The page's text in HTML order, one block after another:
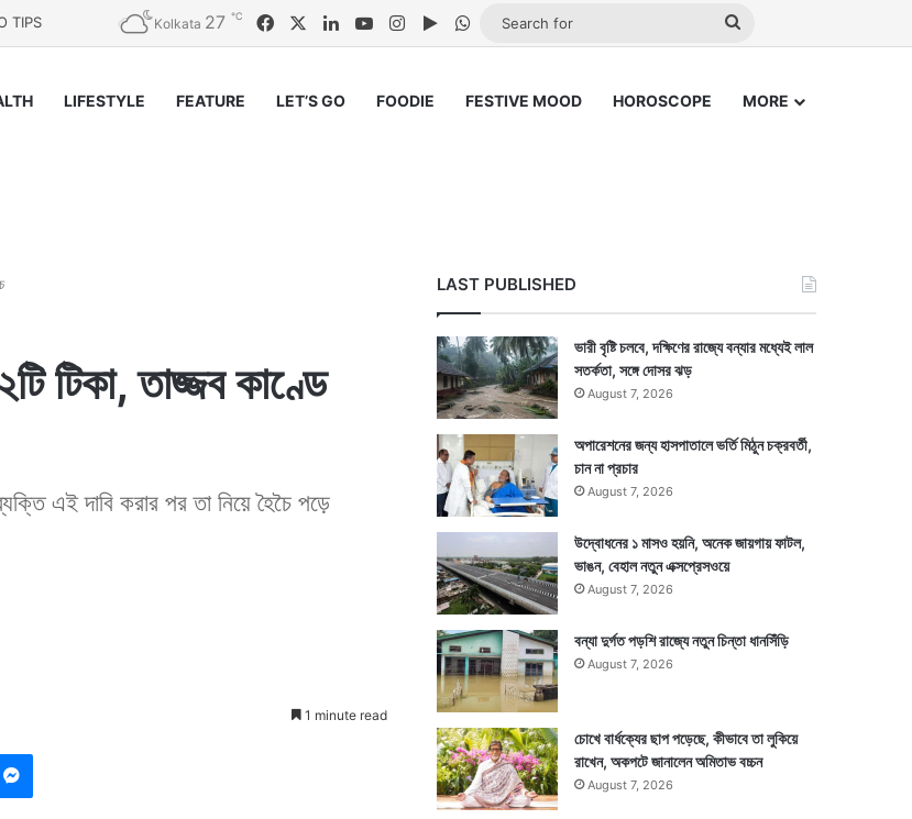
TIPS Kolkata 27 ℃ FacebookLinkedInYouTubeInstagram
Google Play
WhatsApp
LIFESTYLE FEATURE LET’S GO FOODIE FESTIVE MOOD HOROSCOPE MORE
টিকা, তাজ্জব কাণ্ডে
এই দাবি করার পর তা নিয়ে হৈচৈ পড়ে
1 minute read
LAST PUBLISHED
ভারী বৃষ্টি চলবে, দক্ষিণের রাজ্যে বন্যার মধ্যেই লাল
সতর্কতা, সঙ্গে দোসর ঝড়
August 7, 2026
অপারেশনের জন্য হাসপাতালে ভর্তি মিঠুন চক্রবর্তী,
চান না প্রচার
August 7, 2026
উদ্বোধনের ১ মাসও হয়নি, অনেক জায়গায় ফাটল,
ভাঙন, বেহাল নতুন এক্সপ্রেসওয়ে
August 7, 2026
বন্যা দুর্গত পড়শি রাজ্যে নতুন চিন্তা ধানসিঁড়ি
August 7, 2026
চোখে বার্ধক্যের ছাপ পড়েছে, কীভাবে তা লুকিয়ে
রাখেন, অকপটে জানালেন অমিতাভ বচ্চন
August 7, 2026